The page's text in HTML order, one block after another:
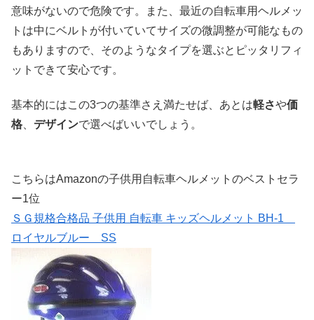
意味がないので危険です。また、最近の自転車用ヘルメッ
トは中にベルトが付いていてサイズの微調整が可能なもの
もありますので、そのようなタイプを選ぶとピッタリフィ
ットできて安心です。
基本的にはこの3つの基準さえ満たせば、あとは軽さや価
格
デザインで選べばいいでしょう。
こちらはAmazonの子供用自転車ヘルメットのベストセラ
ー1位
ＳＧ規格合格品 子供用 自転車 キッズヘルメット BH-1
ロイヤルブルー SS